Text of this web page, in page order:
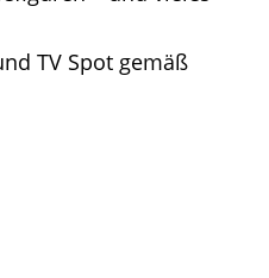
TV Spot gemäß